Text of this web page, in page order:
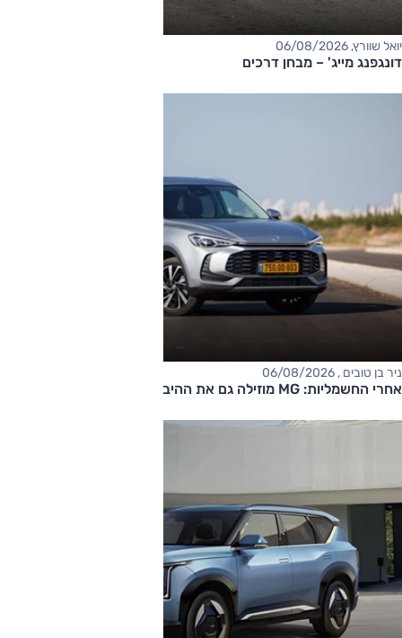
יואל שוורץ, 06/08/2026
דונגפנג מייג' – מבחן דרכים
ניר בן טובים , 06/08/2026
אחרי החשמליות: MG מוזילה גם את ההיברידיות